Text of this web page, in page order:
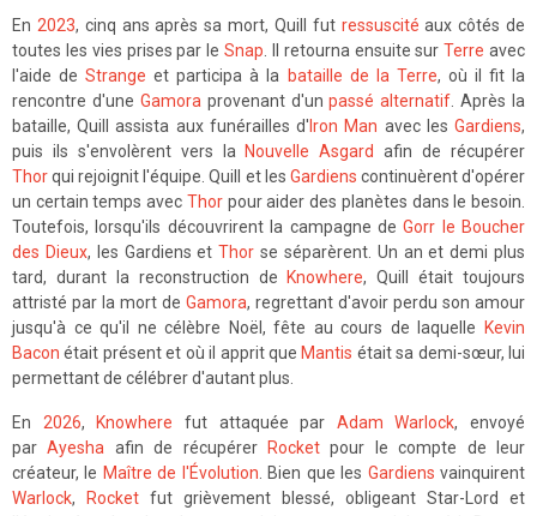
En 2023, cinq ans après sa mort, Quill fut ressuscité aux côtés de
toutes les vies prises par le Snap . Il retourna ensuite surTerre avec
l'aide deStrange et participa à la bataille de la Terre, où il fit la
rencontre d'une Gamora provenant d'unpassé alternatif . Après la
bataille, Quill assista aux funérailles d' Iron Man avec lesGardiens,
puis ils s'envolèrent vers la Nouvelle Asgard
afin de récupérer
Thorqui rejoignit l'équipe. Quill et les Gardiens continuèrent d'opérer
un certain temps avec Thorpour aider des planètes dans le besoin.
Toutefois, lorsqu'ils découvrirent la campagne deGorr le Boucher
des Dieux, les Gardiens etThor se séparèrent. Un an et demi plus
tard, durant la reconstruction de
Knowhere, Quill était toujours
attristé par la mort de Gamora, regrettant d'avoir perdu son amour
jusqu'à ce qu'il ne célèbre Noël, fête au cours de laquelle
Kevin
Bacon était présent et où il apprit que Mantis était sa demi-sœur, lui
permettant de célébrer d'autant plus.
En 2026, Knowhere fut attaquée par Adam Warlock, envoyé
parAyesha afin de récupérer Rocket pour le compte de leur
créateur, le Maître de l'Évolution . Bien que les Gardiens vainquirent
Warlock, Rocket fut grièvement blessé, obligeant Star-Lord et